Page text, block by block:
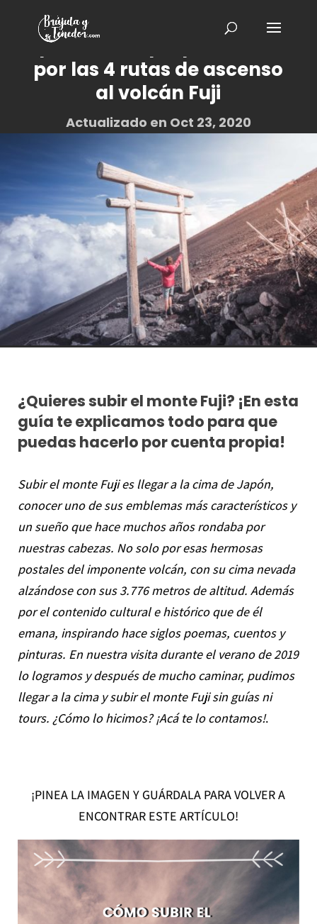
Cómo subir el Monte Fuji
por cuenta propia – Guía
por las 4 rutas de ascenso
al volcán Fuji
Actualizado en Oct 23, 2020
¿Quieres subir el monte Fuji? ¡En esta
guía te explicamos todo para que
puedas hacerlo por cuenta propia!
Subir el monte Fuji es llegar a la cima de Japón,
conocer uno de sus emblemas más característicos y
un sueño que hace muchos años rondaba por
nuestras cabezas. No solo por esas hermosas
postales del imponente volcán, con su cima nevada
alzándose con sus 3.776 metros de altitud. Además
por el contenido cultural e histórico que de él
emana, inspirando hace siglos poemas, cuentos y
pinturas. En nuestra visita durante el verano de 2019
lo logramos y después de mucho caminar, pudimos
llegar a la cima y subir el monte Fuji sin guías ni
tours. ¿Cómo lo hicimos? ¡Acá te lo contamos!.
¡PINEA LA IMAGEN Y GUÁRDALA PARA VOLVER A
ENCONTRAR ESTE ARTÍCULO!